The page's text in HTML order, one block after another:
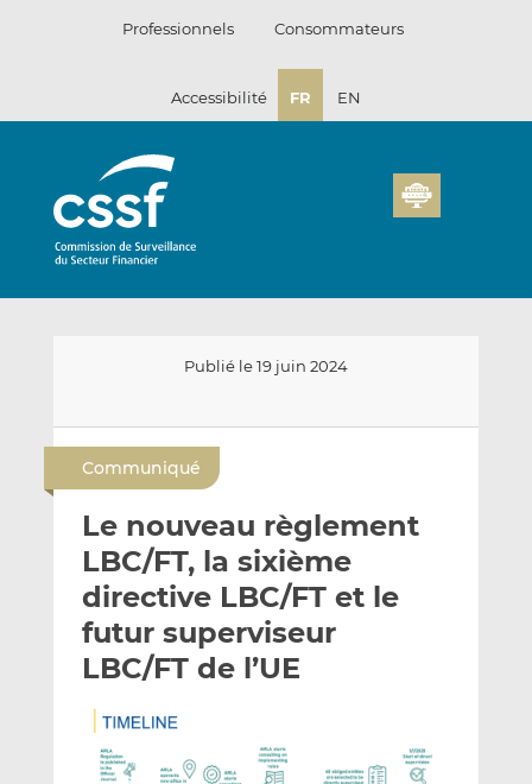
Professionnels Consommateurs
Accessibilité FR EN
Publié le 19 juin 2024
y
e
r
p
a
r
a
i
a
g
e
r
s
u
i
n
a
g
e
r
s
u
a
c
Communiqué
Le nouveau règlement
LBC/FT, la sixième
directive LBC/FT et le
futur superviseur
LBC/FT de l’UE